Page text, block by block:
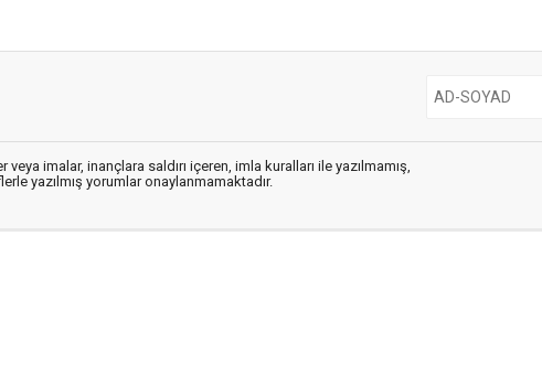
imalar, inançlara saldırı içeren, imla kuralları ile yazılmamış,
yazılmış yorumlar onaylanmamaktadır.